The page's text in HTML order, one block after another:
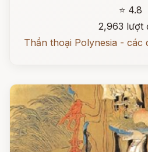
⭐ 4.8
2,963 lượt
Thần thoại Polynesia - các